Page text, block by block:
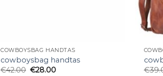
COWBOYSBAG HANDTAS
cowboysbag handtas
€42.00 €28.00
€